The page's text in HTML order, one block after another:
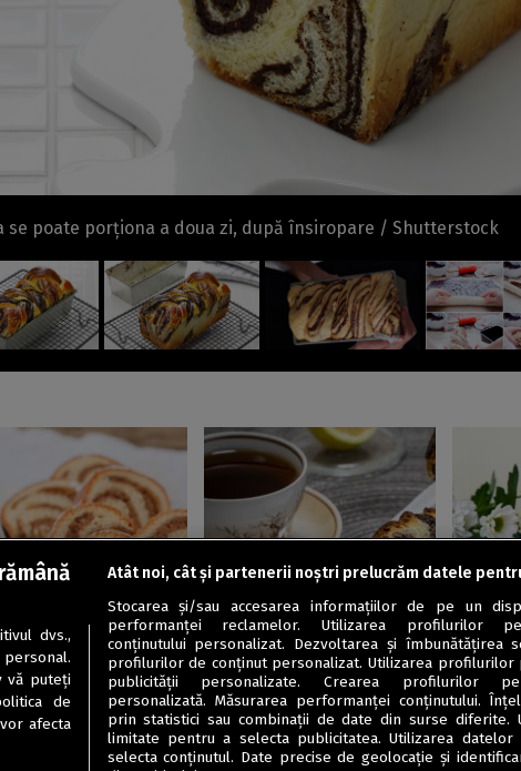
se poate porționa a doua zi, după însiropare / Shutterstock
dulci
Potica sau Povitica
Dulciuri
Cozonac Babka cu mac și
nuci
Aluaturi
stafide
dvs.,
vă puteți
de
afecta
Atât noi, cât și partenerii noștri prelucrăm datele
Stocarea și/sau accesarea informațiilor de pe un
performanței reclamelor. Utilizarea profilurilor
conținutului personalizat. Dezvoltarea și îmbunătățirea
profilurilor de conținut personalizat. Utilizarea profilurilor
publicității personalizate. Crearea profilurilor
personalizată. Măsurarea performanței conținutului.
prin statistici sau combinații de date din surse diferite.
limitate pentru a selecta publicitatea. Utilizarea
selecta conținutul. Date precise de geolocație și